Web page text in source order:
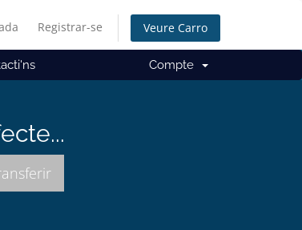
Registrar-se Veure Carro
Compte